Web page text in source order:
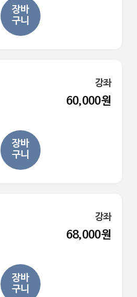
장바
구니
강좌
60,000원
장바
구니
강좌
68,000원
장바
구니